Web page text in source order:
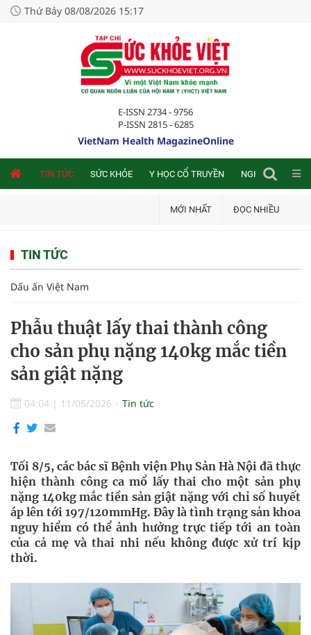
Thứ Bảy 08/08/2026 15:17
E-ISSN 2734 - 9756
P-ISSN 2815 - 6285
VietNam Health MagazineOnline
TIN TỨC SỨC KHỎE Y HỌC CỔ TRUYỀN NGHIÊN CỨU
MỚI NHẤT ĐỌC NHIỀU
TIN TỨC
Dấu ấn Việt Nam
Phẫu thuật lấy thai thành công
cho sản phụ nặng 140kg mắc tiền
sản giật nặng
04:04 | 11/05/2026 Tin tức
Tối 8/5, các bác sĩ Bệnh viện Phụ Sản Hà Nội đã thực
hiện thành công ca mổ lấy thai cho một sản phụ
nặng 140kg mắc tiền sản giật nặng với chỉ số huyết
áp lên tới 197/120mmHg. Đây là tình trạng sản khoa
nguy hiểm có thể ảnh hưởng trực tiếp tới an toàn
của cả mẹ và thai nhi nếu không được xử trí kịp
thời.